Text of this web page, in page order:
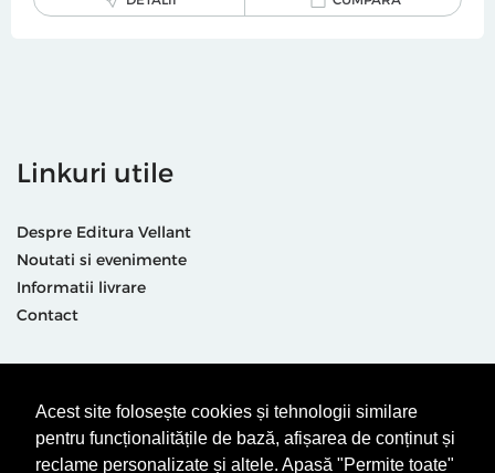
Acest site folosește cookies și tehnologii similare
pentru funcționalitățile de bază, afișarea de conținut și
reclame personalizate și altele. Apasă "Permite toate"
Linkuri utile
Despre Editura Vellant
Noutati si evenimente
Informatii livrare
Contact